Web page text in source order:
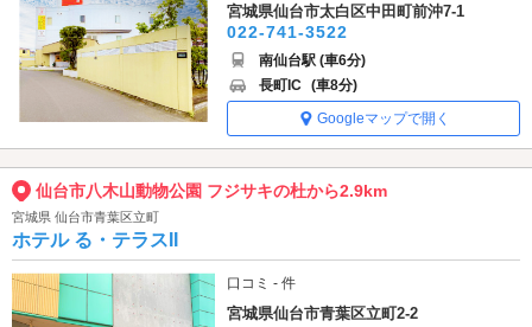
宮城県仙台市太白区中田町前沖7-1
022-741-3522
南仙台駅 (車6分)
長町IC (車8分)
Googleマップで開く
仙台市八木山動物公園 フジサキの杜から2.9km
宮城県 仙台市青葉区立町
ホテル る・テラスII
口コミ - 件
宮城県仙台市青葉区立町2-2